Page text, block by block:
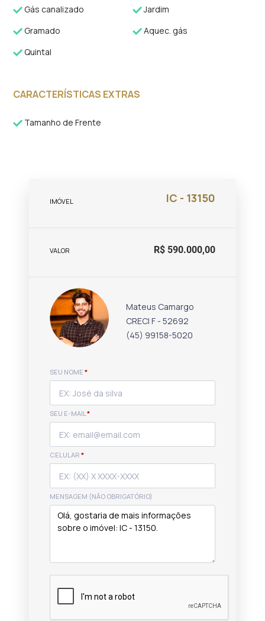
Gás canalizado
Jardim
Gramado
Aquec. gás
Quintal
CARACTERÍSTICAS EXTRAS
Tamanho de Frente
IMÓVEL IC - 13150
VALOR R$ 590.000,00
Mateus Camargo
CRECI F - 52692
(45) 99158-5020
SEU NOME *
SEU E-MAIL*
CELULAR *
MENSAGEM (NÃO OBRIGATÓRIO)